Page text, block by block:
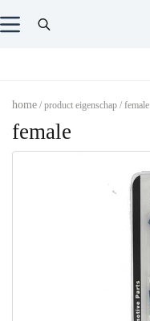
home / product eigenschap / female
female